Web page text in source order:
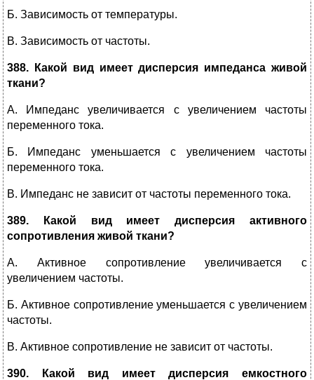
Б. Зависимость от температуры.
В. Зависимость от частоты.
388. Какой вид имеет дисперсия импеданса живой
ткани?
А. Импеданс увеличивается с увеличением частоты
переменного тока.
Б. Импеданс уменьшается с увеличением частоты
переменного тока.
В. Импеданс не зависит от частоты переменного тока.
389.
Какой вид имеет дисперсия активного
сопротивления живой ткани?
А. Активное сопротивление увеличивается с
увеличением частоты.
Б. Активное сопротивление уменьшается с увеличением
частоты.
В. Активное сопротивление не зависит от частоты.
390.
Какой вид имеет дисперсия емкостного